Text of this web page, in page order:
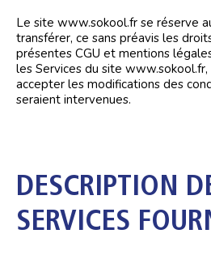
Le site www.sokool.fr se réserve
transférer, ce sans préavis les
présentes CGU et mentions
les Services du site www.sokool.fr,
accepter les modifications des
seraient intervenues.
DESCRIPTION
SERVICES